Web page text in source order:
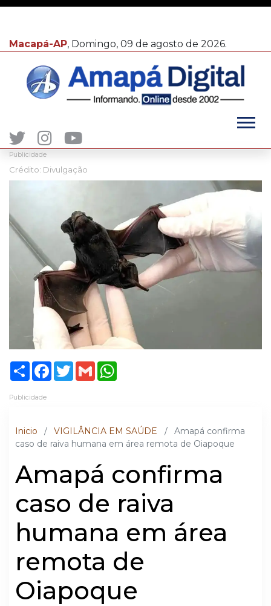
Macapá-AP, Domingo, 09 de agosto de 2026.
Publicidade
Crédito: Divulgação
ShareFacebook
TwitterGmail
Publicidade
Inicio / VIGILÂNCIA EM SAÚDE /
Amapá confirma
caso de raiva humana em área remota de Oiapoque
Amapá confirma
caso de raiva
humana em área
remota de
Oiapoque